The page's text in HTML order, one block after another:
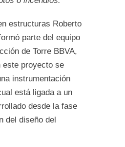
estructuras Roberto
parte del equipo
de Torre BBVA,
este proyecto se
instrumentación
está ligada a un
desde la fase
del diseño del